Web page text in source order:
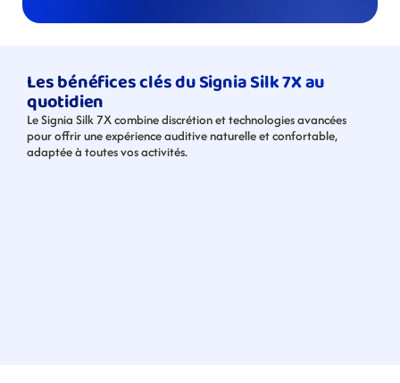
Les bénéfices clés du Signia Silk 7X au
quotidien
Le Signia Silk 7X combine discrétion et technologies avancées
pour offrir une expérience auditive naturelle et confortable,
adaptée à toutes vos activités.